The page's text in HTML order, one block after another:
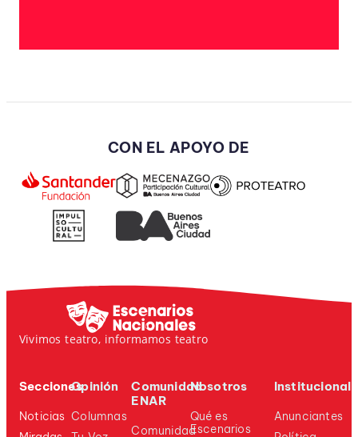
CON EL APOYO DE
Vivimos teatro, informamos teatro
Secciones
Noticias
Opinión
Columnas
Comunidad
ENAR
Comunidad
Nosotros
Qué es
Escenarios
Institucional
Anunciantes